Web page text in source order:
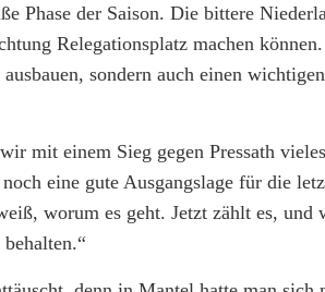
Phase der Saison. Die bittere
Relegationsplatz machen
sondern auch einen
mit einem Sieg gegen Pressath
eine gute Ausgangslage für die
worum es geht. Jetzt zählt es,